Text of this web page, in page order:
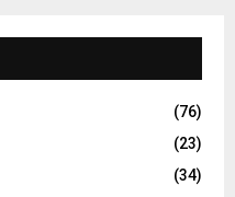
(76)
(23)
(34)